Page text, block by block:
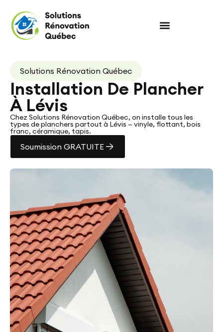
Solutions Rénovation Québec
Installation De Plancher
À Lévis
Chez Solutions Rénovation Québec, on installe tous les
types de planchers partout à Lévis — vinyle, flottant, bois
franc, céramique, tapis.
Soumission GRATUITE